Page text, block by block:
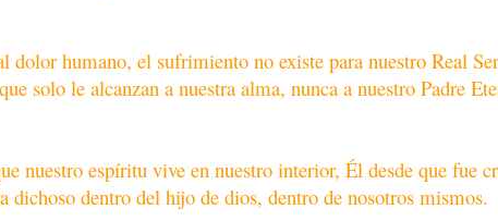
dolor humano, el sufrimiento no existe para nuestro Real
solo le alcanzan a nuestra alma, nunca a nuestro Padre
nuestro espíritu vive en nuestro interior, Él desde que fue
dichoso dentro del hijo de dios, dentro de nosotros mismos.